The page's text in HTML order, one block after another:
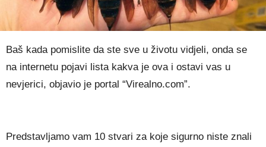
Baš kada pomislite da ste sve u životu vidjeli, onda se
na internetu pojavi lista kakva je ova i ostavi vas u
nevjerici, objavio je portal “Virealno.com”.
Predstavljamo vam 10 stvari za koje sigurno niste znali